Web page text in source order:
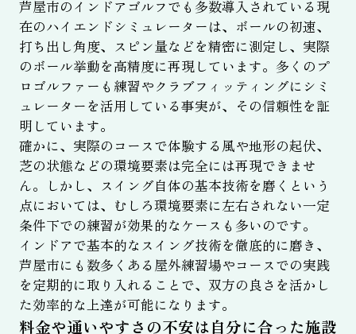
芦屋市のインドアゴルフでも多数導入されている現
在のハイエンドシミュレーターは、ボールの初速、
打ち出し角度、スピン量などを精密に測定し、実際
のボール挙動を高精度に再現しています。多くのプ
ロゴルファーも練習やクラブフィッティングにシミ
ュレーターを活用している事実が、その信頼性を証
明しています。
確かに、実際のコースで体験する風や地形の起伏、
芝の状態などの環境要素は完全には再現できませ
ん。しかし、スイング自体の基本技術を磨くという
点においては、むしろ環境要素に左右されない一定
条件下での練習が効果的なケースも多いのです。
インドアで基本的なスイング技術を徹底的に磨き、
芦屋市にも数多くある屋外練習場やコースでの実践
を定期的に取り入れることで、双方の良さを活かし
た効率的な上達が可能になります。
料金や通いやすさの不安は自分に合った施設